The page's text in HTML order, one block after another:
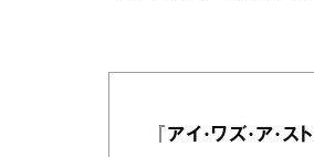
『アイ・ワズ・ア・ス